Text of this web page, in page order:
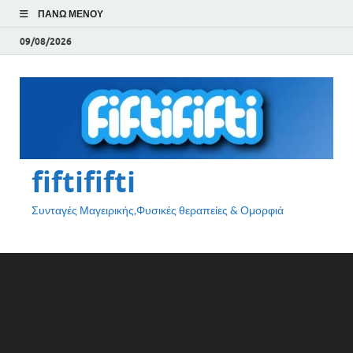
ΠΆΝΩ ΜΕΝΟΎ
09/08/2026
fiftififti
Συνταγές Μαγειρικής,Φυσικές θεραπείες & Ομορφιά